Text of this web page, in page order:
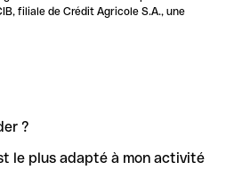
filiale de Crédit Agricole S.A., une
?
le plus adapté à mon activité